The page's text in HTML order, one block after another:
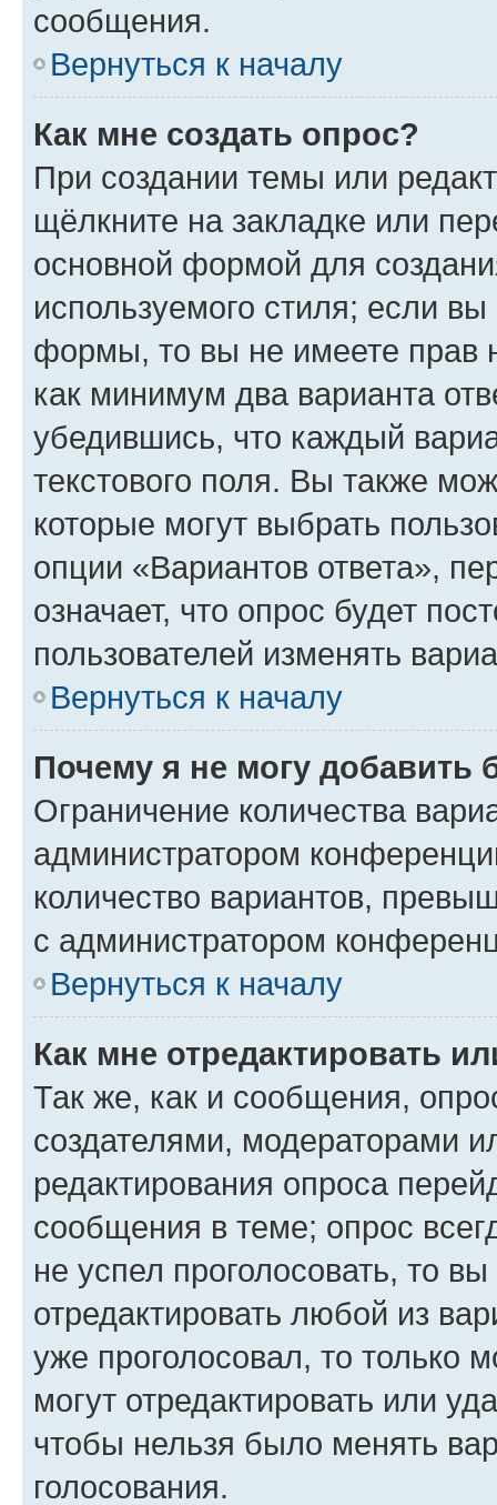
сообщения.
Вернуться к началу
Как мне создать опрос?
При создании темы или
щёлкните на закладке или
основной формой для
используемого стиля; если
формы, то вы не имеете прав
как минимум два варианта
убедившись, что каждый
текстового поля. Вы также
которые могут выбрать
опции «Вариантов ответа»,
означает, что опрос будет
пользователей изменять
Вернуться к началу
Почему я не могу добавить
Ограничение количества
администратором
количество вариантов,
с администратором
Вернуться к началу
Как мне отредактировать
Так же, как и сообщения,
создателями, модераторами
редактирования опроса
сообщения в теме; опрос
не успел проголосовать, то
отредактировать любой из
уже проголосовал, то только
могут отредактировать или
чтобы нельзя было менять
голосования.